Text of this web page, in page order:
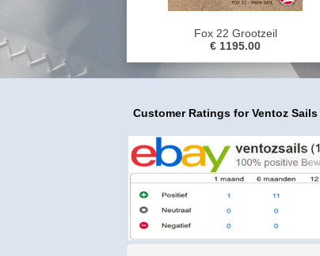
Fox 22 Grootzeil
€ 1195.00
Customer Ratingsfor Ventoz Sails